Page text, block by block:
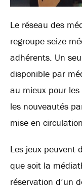
Le réseau des
regroupe seize
adhérents. Un
disponible par
au mieux pour les
les nouveautés
mise en
Les jeux peuvent
que soit la
réservation d’un